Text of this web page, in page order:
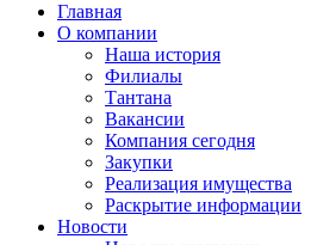
Главная
О компании
Наша история
Филиалы
Тантана
Вакансии
Компания сегодня
Закупки
Реализация имущества
Раскрытие информации
Новости